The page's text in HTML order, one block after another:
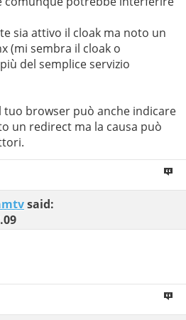
sia attivo il cloak ma noto un
(mi sembra il cloak o
del semplice servizio
tuo browser può anche indicare
un redirect ma la causa può
said: